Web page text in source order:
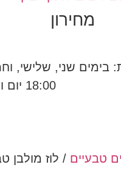
מחירון
18:00 יום ו' 8:30-14:30
טבעיים / לוז מולבן